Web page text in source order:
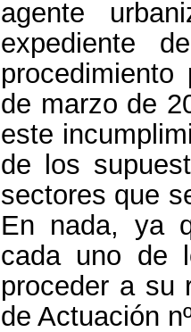
agente
expediente
de marzo de
este
de los
sectores que
En nada, ya
cada uno de
proceder a su
de Actuación